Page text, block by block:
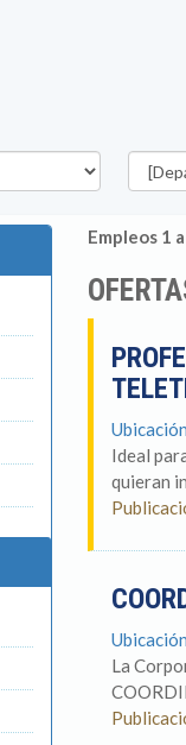
Empleos 1
Ideal
quieran
La